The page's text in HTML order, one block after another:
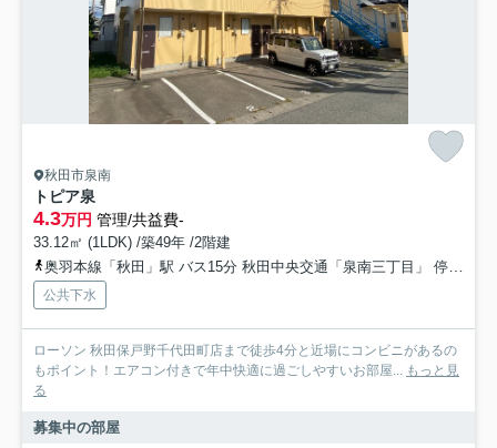
秋田市泉南
トピア泉
4.3万円 管理/共益費-
33.12㎡ (1LDK) /築49年 /2階建
奥羽本線「秋田」駅 バス15分 秋田中央交通「泉南三丁目」 停歩5分
公共下水
ローソン 秋田保戸野千代田町店まで徒歩4分と近場にコンビニがあるの
もポイント！エアコン付きで年中快適に過ごしやすいお部屋... もっと見
る
募集中の部屋